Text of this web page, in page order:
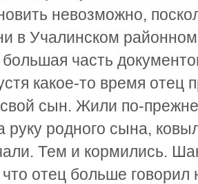
невозможно,
в Учалинском
часть
какое-то время отец
сын. Жили по-
руку родного сына,
Тем и кормились.
отец больше говорил